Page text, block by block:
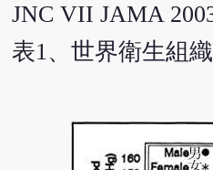
JNC VII JAMA
表1、世界衛生組